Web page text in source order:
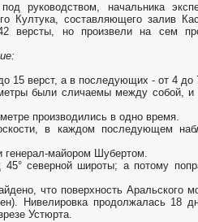
руководством, начальника
Култука, составляющего залив
версты, но произвели на сем
15 верст, а в последующих - от 4 до
были сличаемы между собой, и
производились в одно время.
в каждом последующем
генерал-майором Шубертом.
северной широты; а потому
что поверхность Аральского
Нивелировка продолжалась 18
Устюрта.